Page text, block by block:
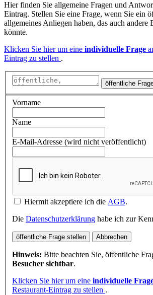
Hier finden Sie allgemeine Fragen und
Eintrag. Stellen Sie eine Frage, wenn Sie ein
allgemeines Anliegen haben, das auch andere
könnte.
Klicken Sie hier um eine individuelle Frage
Eintrag zu stellen .
öffentliche
Vorname
Name
E-Mail-Adresse (wird nicht veröffentlicht)
Hiermit akzeptiere ich die AGB.
Die Datenschutzerklärung habe ich zur
öffentliche Frage stellen Abbrechen
Hinweis: Bitte beachten Sie, öffentliche
Besucher sichtbar.
Klicken Sie hier um eine individuelle
Restaurant-Eintrag zu stellen .